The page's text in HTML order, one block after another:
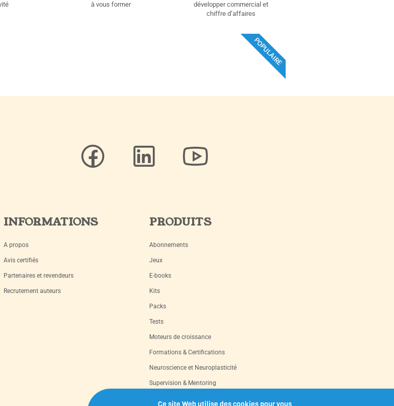
à vous former
développer commercial et
chiffre d’affaires
POPULAIRE
INFORMATIONS
A propos
Avis certifiés
Partenaires et revendeurs
Recrutement auteurs
PRODUITS
Abonnements
Jeux
E-books
Kits
Packs
Tests
Moteurs de croissance
Formations & Certifications
Neuroscience et Neuroplasticité
Supervision & Mentoring